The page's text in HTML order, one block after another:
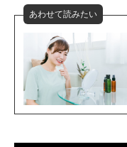
あわせて読みたい